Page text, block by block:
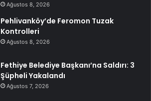
Ağustos 8, 2026
Pehlivanköy’de Feromon Tuzak
Kontrolleri
Ağustos 8, 2026
Fethiye Belediye Başkanı’na Saldırı: 3
Şüpheli Yakalandı
Ağustos 7, 2026